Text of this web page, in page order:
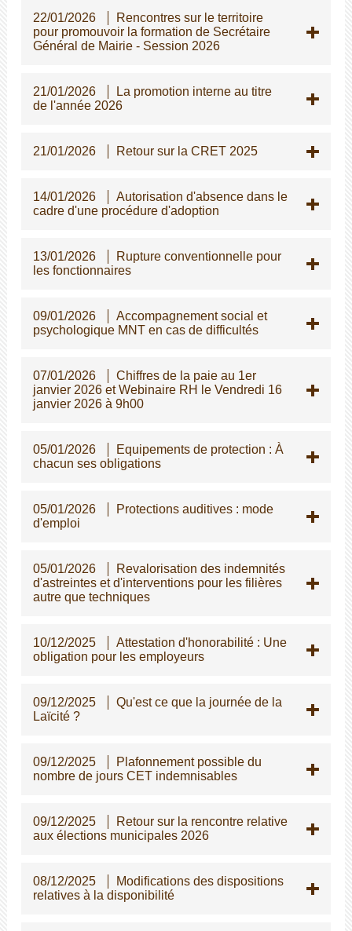
22/01/2026
Rencontres sur le territoire
pour promouvoir la formation de Secrétaire
Général de Mairie - Session 2026
21/01/2026
La promotion interne au titre
de l'année 2026
21/01/2026 Retour sur la CRET 2025
14/01/2026
Autorisation d'absence dans le
cadre d'une procédure d'adoption
13/01/2026
Rupture conventionnelle pour
les fonctionnaires
09/01/2026
Accompagnement social et
psychologique MNT en cas de difficultés
07/01/2026
Chiffres de la paie au 1er
janvier 2026 et Webinaire RH le Vendredi 16
janvier 2026 à 9h00
05/01/2026
Equipements de protection : À
chacun ses obligations
05/01/2026
Protections auditives : mode
d'emploi
05/01/2026
Revalorisation des indemnités
d'astreintes et d'interventions pour les filières
autre que techniques
10/12/2025
Attestation d'honorabilité : Une
obligation pour les employeurs
09/12/2025
Qu'est ce que la journée de la
Laïcité ?
09/12/2025
Plafonnement possible du
nombre de jours CET indemnisables
09/12/2025
Retour sur la rencontre relative
aux élections municipales 2026
08/12/2025
Modifications des dispositions
relatives à la disponibilité